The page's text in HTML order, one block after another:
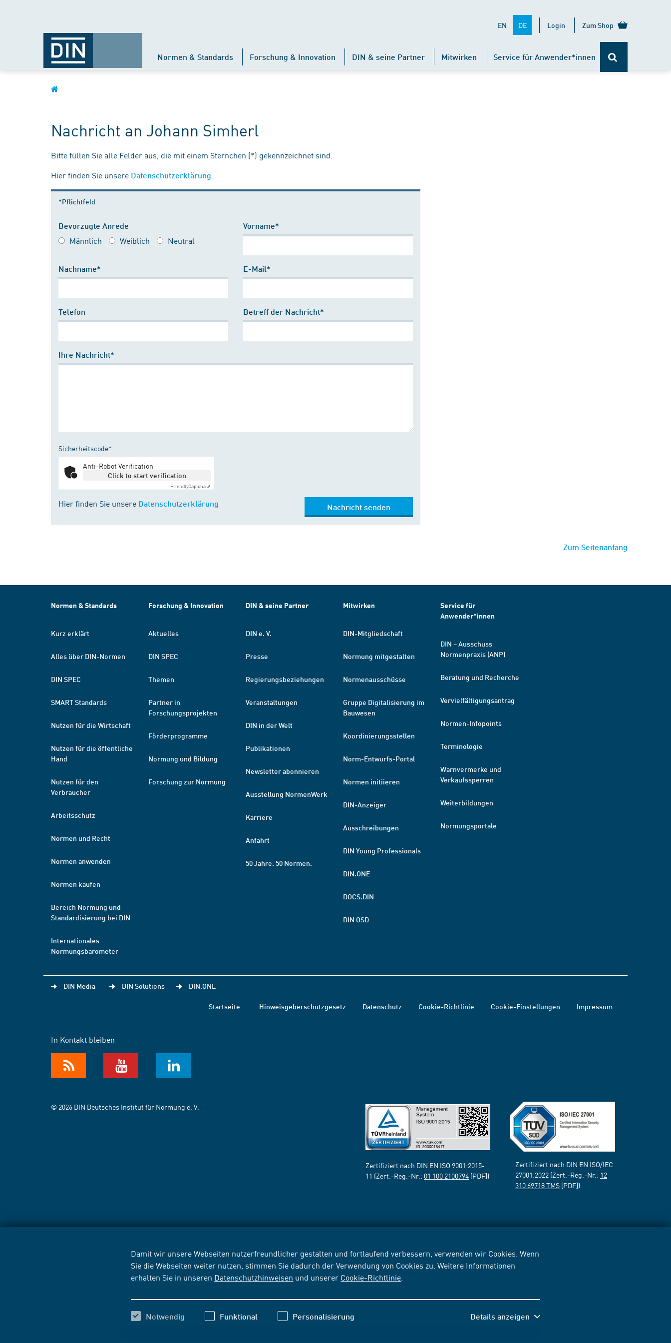
Damit wir unsere Webseiten nutzerfreundlicher gestalten und fortlaufend verbessern, verwenden wir Cookies. Wenn
Sie die Webseiten weiter nutzen, stimmen Sie dadurch der Verwendung von Cookies zu. Weitere Informationen
erhalten Sie in unseren Datenschutzhinweisen und unserer Cookie-Richtlinie
Notwendig Funktional Personalisierung Details anzeigen
EN DE Login Zum Shop
Normen & Standards Forschung & Innovation DIN & seine Partner Mitwirken Service für Anwender*innen
Nachricht an Johann Simherl
Bitte füllen Sie alle Felder aus, die mit einem Sternchen (*) gekennzeichnet sind.
Hier finden Sie unsere Datenschutzerklärung
*Pflichtfeld
Bevorzugte Anrede
Männlich Weiblich Neutral
Vorname*
Nachname* E-Mail*
Telefon Betreff der Nachricht*
Ihre Nachricht*
Sicherheitscode*
Anti-Robot Verification
Click to start verification
FriendlyCaptcha ⇗
Hier finden Sie unsere Datenschutzerklärung Nachricht senden
Zum Seitenanfang
Normen & Standards
Kurz erklärt
Alles über DIN-Normen
DIN SPEC
SMART Standards
Nutzen für die Wirtschaft
Nutzen für die öffentliche
Hand
Nutzen für den
Verbraucher
Arbeitsschutz
Normen und Recht
Normen anwenden
Normen kaufen
Bereich Normung und
Standardisierung bei DIN
Internationales
Normungsbarometer
Forschung & Innovation
Aktuelles
DIN SPEC
Themen
Partner in
Forschungsprojekten
Förderprogramme
Normung und Bildung
Forschung zur Normung
DIN & seine Partner
DIN e. V.
Presse
Regierungsbeziehungen
Veranstaltungen
DIN in der Welt
Publikationen
Newsletter abonnieren
Ausstellung NormenWerk
Karriere
Anfahrt
50 Jahre. 50 Normen.
Mitwirken
DIN-Mitgliedschaft
Normung mitgestalten
Normenausschüsse
Gruppe Digitalisierung im
Bauwesen
Koordinierungsstellen
Norm-Entwurfs-Portal
Normen initiieren
DIN-Anzeiger
Ausschreibungen
DIN Young Professionals
DIN.ONE
DOCS.DIN
DIN OSD
Service für
Anwender*innen
DIN – Ausschuss
Normenpraxis (ANP)
Beratung und Recherche
Vervielfältigungsantrag
Normen-Infopoints
Terminologie
Warnvermerke und
Verkaufssperren
Weiterbildungen
Normungsportale
DIN Media DIN Solutions DIN.ONE
Startseite Hinweisgeberschutzgesetz Datenschutz Cookie-Richtlinie Cookie-Einstellungen Impressum
In Kontakt bleiben
© 2026 DIN Deutsches Institut für Normung e. V.
Zertifiziert nach DIN EN ISO 9001:2015-
11 (Zert.-Reg.-Nr.: 01 100 2100794 [PDF])
Zertifiziert nach DIN EN ISO/IEC
27001:2022 (Zert.-Reg.-Nr.: 12
310 69718 TMS [PDF])